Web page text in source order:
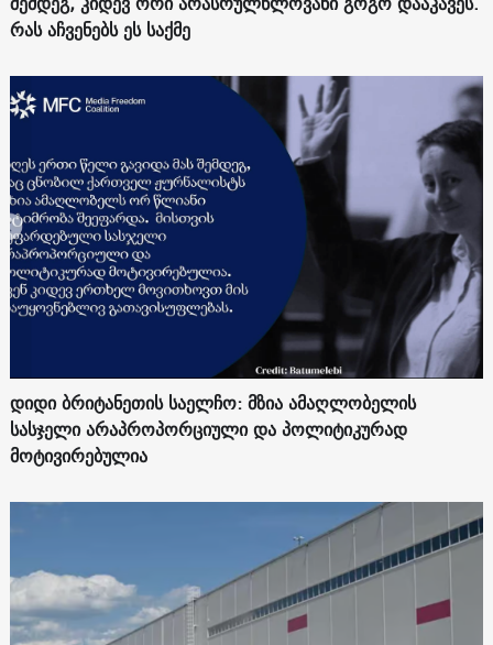
რას აჩვენებს ეს საქმე
დიდი ბრიტანეთის საელჩო: მზია ამაღლობელის
სასჯელი არაპროპორციული და პოლიტიკურად
მოტივირებულია